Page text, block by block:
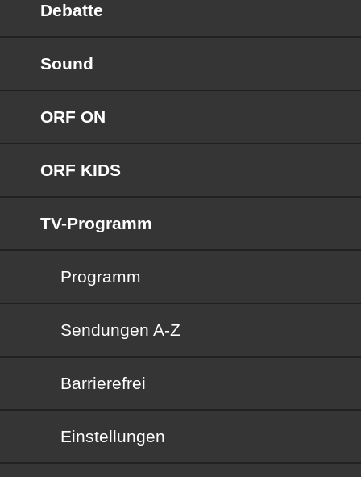
Debatte
Sound
ORF ON
ORF KIDS
TV-Programm
Programm
Sendungen von A bis Z
Sendungen A-Z
Barrierefrei
Barrierefrei
Einstellungen